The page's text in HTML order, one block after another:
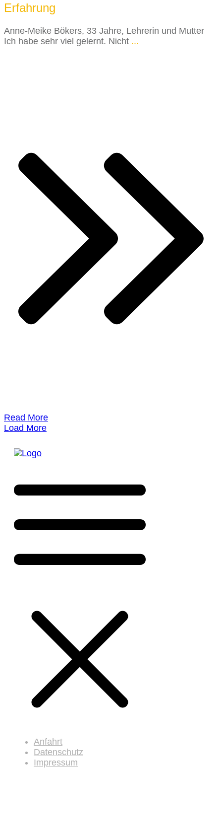
Erfahrung
Anne-Meike Bökers, 33 Jahre, Lehrerin und Mutter
Ich habe sehr viel gelernt. Nicht ...
Read More
Load More
Anfahrt
Datenschutz
Impressum